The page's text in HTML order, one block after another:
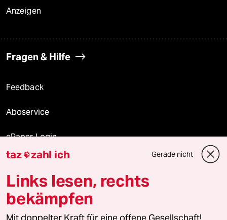
Anzeigen
Fragen & Hilfe
Feedback
Aboservice
ePaper Login
Downloads für Abonnierende
© 2026 taz Verlags und Vertriebs GmbH
Alle Rechte vorbehalten. Bei rechtlichen Fragen oder für Genehmigungen
taz zahl ich Gerade nicht
Links lesen, rechts
bekämpfen